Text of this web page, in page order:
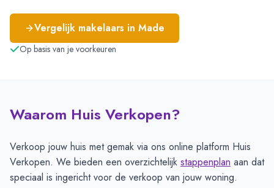
Vergelijk makelaars in Made
Op basis van je voorkeuren
Waarom Huis Verkopen?
Verkoop jouw huis met gemak via ons online platform Huis
Verkopen. We bieden een overzichtelijk stappenplan aan dat
speciaal is ingericht voor de verkoop van jouw woning.